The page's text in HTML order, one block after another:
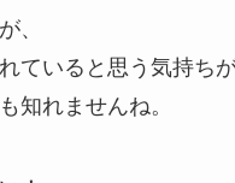
、
ていると思う気持ち
知れませんね。